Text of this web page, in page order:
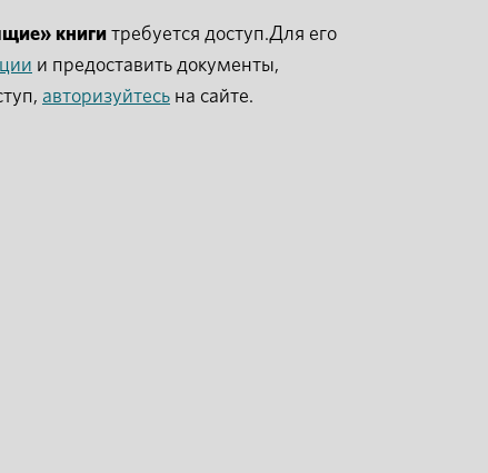
книги требуется доступ.Для его
и предоставить документы,
авторизуйтесь на сайте.